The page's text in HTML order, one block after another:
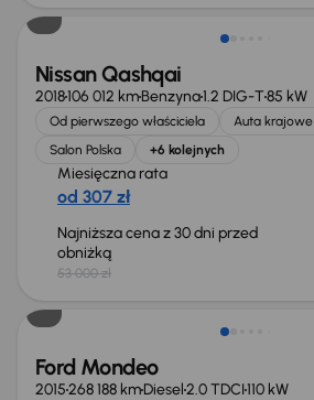
Nissan Qashqai
2018106 012 kmBenzyna1.2 DIG-T85 kW
Od pierwszego właściciela Auta krajowe
Salon Polska
+6 kolejnych
Miesięczna rata
od 307 zł
Najniższa cena z 30 dni przed
obniżką
53 000 zł
Taniej o 1 000 zł
Ford Mondeo
2015268 188 kmDiesel2.0 TDCI110 kW